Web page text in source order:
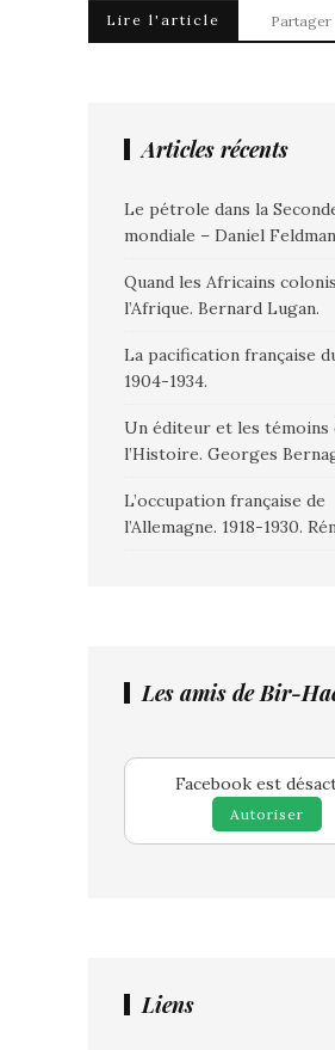
Lire l'article Partager
Articles récents
Le pétrole dans la
mondiale – Daniel
Quand les Africains
l’Afrique. Bernard Lugan.
La pacification française
1904-1934.
Un éditeur et les témoins
l’Histoire. Georges
L’occupation française de
l’Allemagne. 1918-1930.
Les amis de Bir-
Facebook est
Autoriser
Liens